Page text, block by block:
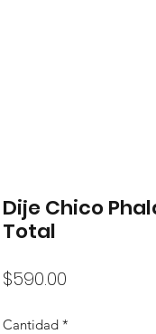
Dije Chico
Total
$590.00
Cantidad *